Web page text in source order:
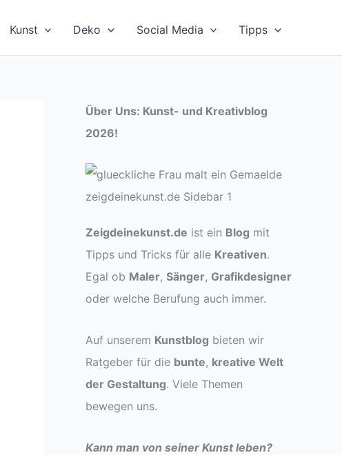
Kunst Deko Social Media Tipps
Über Uns: Kunst- und Kreativblog
2026!
Zeigdeinekunst.de ist ein Blog mit
Tipps und Tricks für alle Kreativen.
Egal ob Maler, Sänger, Grafikdesigner
oder welche Berufung auch immer.
Auf unserem Kunstblog bieten wir
Ratgeber für die bunte, kreative Welt
der Gestaltung. Viele Themen
bewegen uns.
Kann man von seiner Kunst leben?